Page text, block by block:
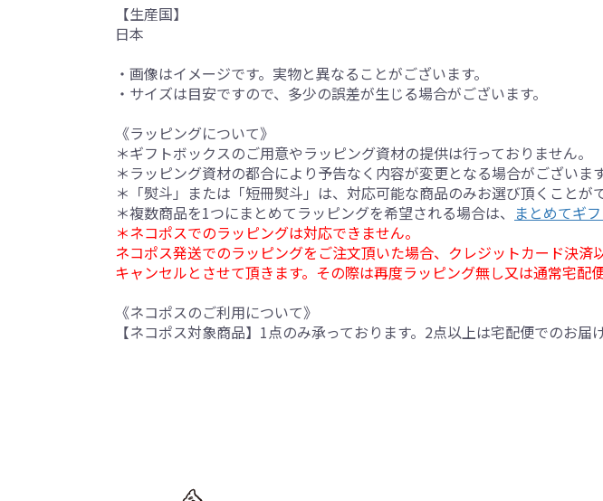
【生産国】
日本
・画像はイメージです。実物と異なることがございます。
・サイズは目安ですので、多少の誤差が生じる場合がございます。
《ラッピングについて》
＊ギフトボックスのご用意やラッピング資材の提供は行っておりません。
＊ラッピング資材の都合により予告なく内容が変更となる場合がございます
＊「熨斗」または「短冊熨斗」は、対応可能な商品のみお選び頂くことがで
＊複数商品を1つにまとめてラッピングを希望される場合は、 まとめてギ
＊ネコポスでのラッピングは対応できません。
ネコポス発送でのラッピングをご注文頂いた場合、クレジットカード決
キャンセルとさせて頂きます。その際は再度ラッピング無し又は通常宅配
《ネコポスのご利用について》
【ネコポス対象商品】1点のみ承っております。2点以上は宅配便でのお届